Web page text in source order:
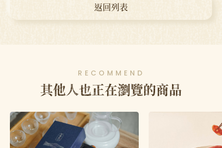
返回列表
RECOMMEND
其他人也正在瀏覽的商品